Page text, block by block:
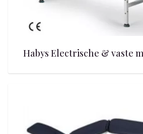
Habys Electrische & vaste